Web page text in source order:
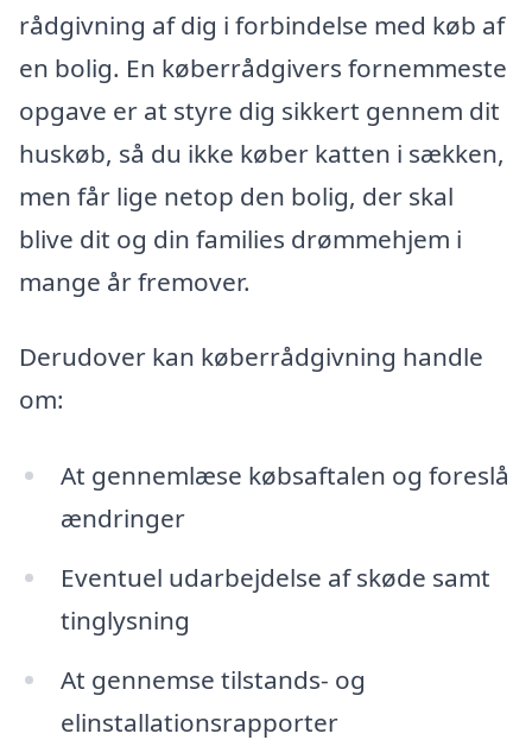
rådgivning af dig i forbindelse med køb af
en bolig. En køberrådgivers fornemmeste
opgave er at styre dig sikkert gennem dit
huskøb, så du ikke køber katten i sækken,
men får lige netop den bolig, der skal
blive dit og din families drømmehjem i
mange år fremover.
Derudover kan køberrådgivning handle
om:
At gennemlæse købsaftalen og foreslå
ændringer
Eventuel udarbejdelse af skøde samt
tinglysning
At gennemse tilstands- og
elinstallationsrapporter